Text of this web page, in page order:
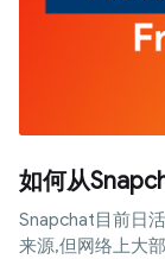
如何从
Snapchat目前日
来源,但网络上大